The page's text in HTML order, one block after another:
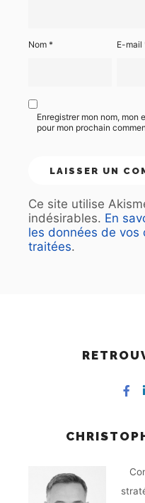
Nom * E-mail
Enregistrer mon nom,
pour mon prochain
Ce site utilise
indésirables. En
les données de vos
traitées.